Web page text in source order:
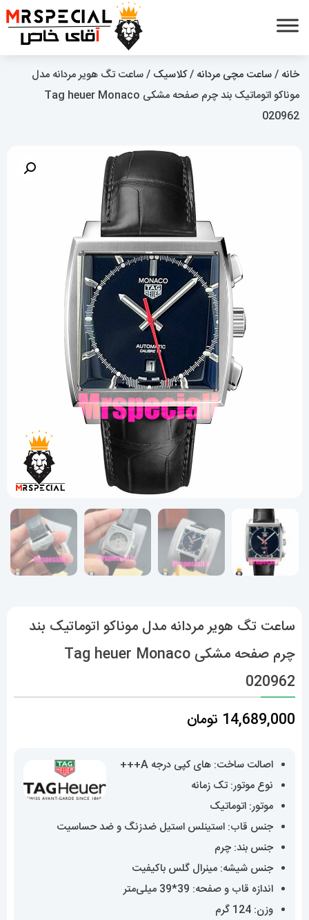
خانه /ساعت مچی مردانه /کلاسیک / ساعت تگ هویر مردانه مدل
موناکو اتوماتیک بند چرم صفحه مشکی Tag heuer Monaco
020962
ساعت تگ هویر مردانه مدل موناکو اتوماتیک بند
چرم صفحه مشکی Tag heuer Monaco
020962
14,689,000 تومان
اصالت ساخت: های کپی درجه A+++
نوع موتور: تک زمانه
موتور: اتوماتیک
جنس قاب: استینلس استیل ضدزنگ و ضد حساسیت
جنس بند: چرم
جنس شیشه: مینرال گلس باکیفیت
اندازه قاب و صفحه: 39*39 میلی‌متر
وزن: 124 گرم